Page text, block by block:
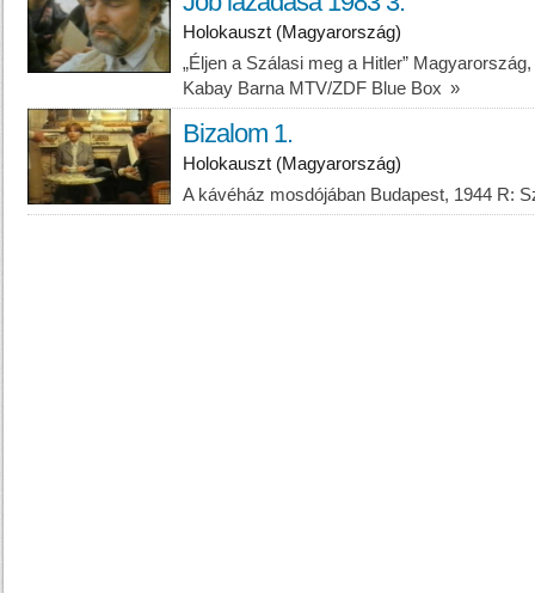
Holokauszt (Magyarország)
„Éljen a Szálasi meg a Hitler”
Kabay Barna MTV/ZDF Blue Box »
Bizalom 1.
Holokauszt (Magyarország)
A kávéház mosdójában Budapest, 1944 R: